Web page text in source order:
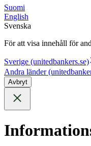
Suomi
English
Svenska
För att visa innehåll för
Sverige (unitedbankers.se)
Andra länder
Avbryt